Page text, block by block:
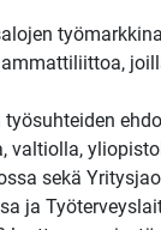
valtiolla,
sekä
ja